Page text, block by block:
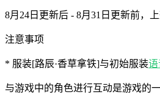
8月24日更新后 - 8月31日更新前，
注意事项
* 服装[路辰·香草拿铁]与初始服装语
与游戏中的角色进行互动是游戏的